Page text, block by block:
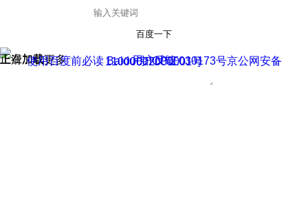
百度一下
正在加载
上滑加载更多 用户反馈
使用百度前必读 Baidu 京ICP证030173号
京公网安备11000002000001号